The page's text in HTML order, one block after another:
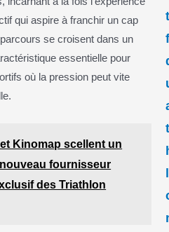
qui aspire à franchir un cap
se croisent dans un
essentielle pour
où la pression peut vite
et Kinomap scellent un
fournisseur
des Triathlon
l